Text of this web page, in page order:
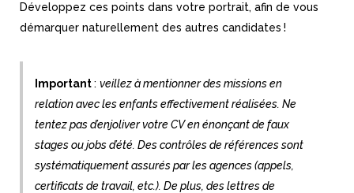
Développez ces points dans votre portrait, afin de vous
démarquer naturellement des autres candidates !
Important: veillez à mentionner des missions en
relation avec les enfants effectivement réalisées. Ne
tentez pas d’enjoliver votre CV en énonçant de faux
stages ou jobs d’été. Des contrôles de références sont
systématiquement assurés par les agences (appels,
certificats de travail, etc.). De plus, des lettres de